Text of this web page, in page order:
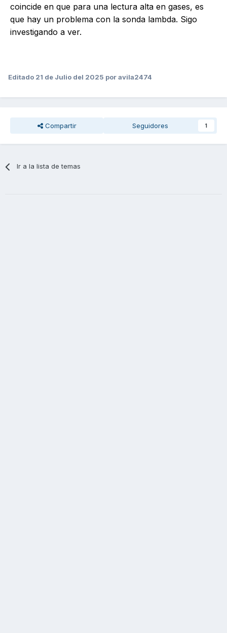
coincide en que para una lectura alta en gases, es
que hay un problema con la sonda lambda. Sigo
investigando a ver.
Editado 21 de Julio del 2025 por avila2474
Compartir Seguidores 1
Ir a la lista de temas